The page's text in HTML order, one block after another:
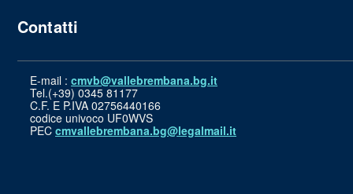
Contatti
E-mail : cmvb@vallebrembana.bg.it
Tel.(+39) 0345 81177
C.F. E P.IVA 02756440166
codice univoco UF0WVS
PEC cmvallebrembana.bg@legalmail.it